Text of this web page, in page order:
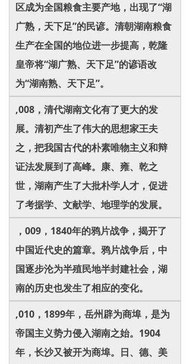
区成为全国粮食主要产地，出现了“湖
广熟，天下足”的民谚。清朝湖南粮食
生产在全国的地位进一步提高，乾隆
皇帝将“湖广熟、天下足”的谚语改
为“湖南熟、天下足”。
,008，清代湖南文化有了更大的发
展。清初产生了伟大的思想家王夫
之，把我国古代的朴素唯物主义和辩
证法发展到了高峰。康、雍、乾之
世，湖南产生了大批朴学人才，促进
了考据学、文献学、地理学的发展。
，009，1840年的鸦片战争，揭开了
中国近代史的篇章。鸦片战争后，中
国逐步沦为半殖民地半封建社会，湖
南的历史也发生了相应的变化。
,010，1899年，岳州辟为商埠，是为
帝国主义势力侵入湖南之始。1904
年，长沙又被开为商埠。日、德、美